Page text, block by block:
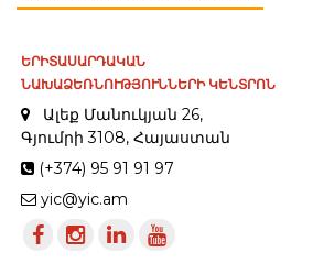
ԵՐԻՏԱՍԱՐԴԱԿԱՆ
ՆԱԽԱՁԵՌՆՈՒԹՅՈՒՆՆԵՐԻ ԿԵՆՏՐՈՆ
Ալեք Մանուկյան 26,
Գյումրի 3108, Հայաստան
(+374) 95 91 91 97
yic@yic.am